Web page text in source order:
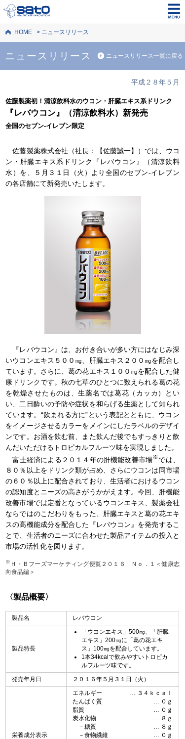
HOME ニュースリリース
ニュースリリース ニュースリリース一覧に戻る
平成２８年５月
佐藤製薬初！清涼飲料水のウコン・肝臓エキス系ドリンク
『レバウコン』（清涼飲料水）新発売
全国のセブン-イレブン限定
佐藤製薬株式会社（社長：【佐藤誠一】）では、ウコ
ン・肝臓エキス系ドリンク『レバウコン』（清涼飲料
水）を、５月３１日（火）より全国のセブン-イレブン
の各店舗にて新発売いたします。
『レバウコン』は、お付き合いが多い方にはなじみ深
いウコンエキス５００㎎、肝臓エキス２００㎎を配合し
ています。さらに、葛の花エキス１００㎎を配合した健
康ドリンクです。秋の七草のひとつに数えられる葛の花
を乾燥させたものは、生薬名では葛花（カッカ）とい
い、二日酔いの予防や症状を和らげる生薬として知られ
ています。“飲まれる方に”という表記とともに、ウコン
をイメージさせるカラーをメインにしたラベルのデザイ
ンです。お酒を飲む前、また飲んだ後でもすっきりと飲
んだいただけるトロピカルフルーツ味を実現しました。
富士経済による２０１４年の肝機能改善市場※では、
８０％以上をドリンク類が占め、さらにウコンは同市場
の６０％以上に配合されており、生活者におけるウコン
の認知度とニーズの高さがうかがえます。今回、肝機能
改善市場では定番となっているウコンエキス、製薬会社
ならではのこだわりをもった、肝臓エキスと葛の花エキ
スの高機能成分を配合した『レバウコン』を発売するこ
とで、生活者のニーズに合わせた製品アイテムの投入と
市場の活性化を図ります。
※ Ｈ・Ｂフーズマーケティング便覧２０１６ Ｎｏ．１＜健康志
向食品編＞
〈製品概要〉
製品名 レバウコン
製品特長
「ウコンエキス」500㎎、「肝臓
エキス」200㎎に「葛の花エキ
ス」100㎎を配合しています。
1本34kcalで飲みやすいトロピカ
ルフルーツ味です。
発売年月日
２０１６年５月３１日（火）
栄養成分表示
エネルギー
３４ｋｃａｌ
たんぱく質
０ｇ
脂質
０ｇ
炭水化物
８ｇ
－糖質
８ｇ
－食物繊維
０ｇ